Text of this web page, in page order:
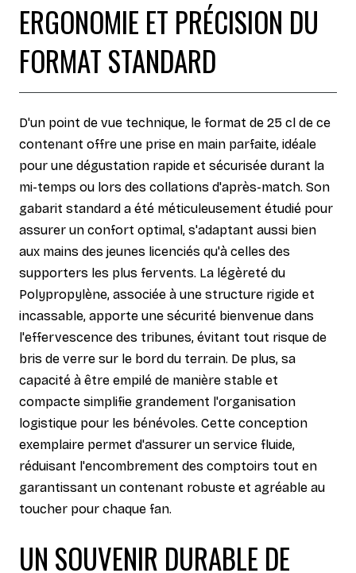
ERGONOMIE ET PRÉCISION DU
FORMAT STANDARD
D'un point de vue technique, le format de 25 cl de ce
contenant offre une prise en main parfaite, idéale
pour une dégustation rapide et sécurisée durant la
mi-temps ou lors des collations d'après-match. Son
gabarit standard a été méticuleusement étudié pour
assurer un confort optimal, s'adaptant aussi bien
aux mains des jeunes licenciés qu'à celles des
supporters les plus fervents. La légèreté du
Polypropylène, associée à une structure rigide et
incassable, apporte une sécurité bienvenue dans
l'effervescence des tribunes, évitant tout risque de
bris de verre sur le bord du terrain. De plus, sa
capacité à être empilé de manière stable et
compacte simplifie grandement l'organisation
logistique pour les bénévoles. Cette conception
exemplaire permet d'assurer un service fluide,
réduisant l'encombrement des comptoirs tout en
garantissant un contenant robuste et agréable au
toucher pour chaque fan.
UN SOUVENIR DURABLE DE